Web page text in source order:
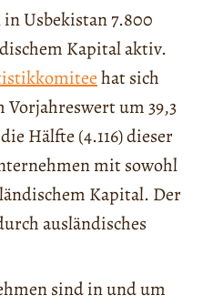
in Usbekistan 7.800
Kapital aktiv.
hat sich
Vorjahreswert um 39,3
Hälfte (4.116) dieser
mit sowohl
Kapital. Der
ausländisches
sind in und um